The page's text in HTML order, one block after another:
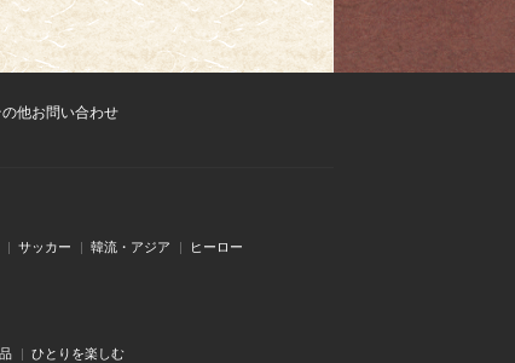
他お問い合わせ
サッカー 韓流・アジア ヒーロー
ひとりを楽しむ